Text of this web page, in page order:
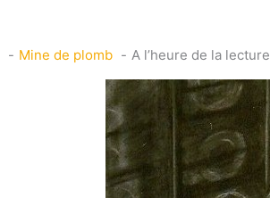
Mine de plomb A l’heure de la lecture